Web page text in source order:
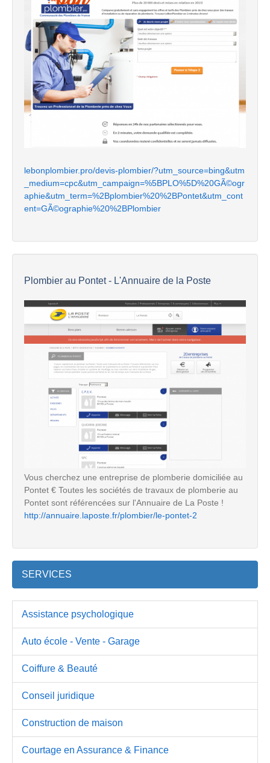
lebonplombier.pro/devis-plombier/?utm_source=bing&utm
_medium=cpc&utm_campaign=%5BPLO%5D%20GÃ©ogr
aphie&utm_term=%2Bplombier%20%2BPontet&utm_cont
ent=GÃ©ographie%20%2BPlombier
Plombier au Pontet - L'Annuaire de la Poste
Vous cherchez une entreprise de plomberie domiciliée au
Pontet € Toutes les sociétés de travaux de plomberie au
Pontet sont référencées sur l'Annuaire de La Poste !
http://annuaire.laposte.fr/plombier/le-pontet-2
SERVICES
Assistance psychologique
Auto école - Vente - Garage
Coiffure & Beauté
Conseil juridique
Construction de maison
Courtage en Assurance & Finance